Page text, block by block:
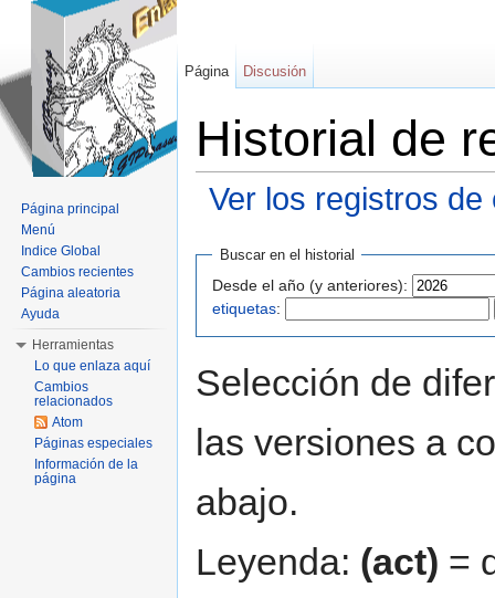
Historial de
Ver los registros de
Buscar en el historial
Desde el año (y anteriores):
etiquetas:
Selección de
las versiones a
abajo.
Leyenda: (act) =
Página Discusión
Página principal
Menú
Indice Global
Cambios recientes
Página aleatoria
Ayuda
Herramientas
Lo que enlaza aquí
Cambios
relacionados
Atom
Páginas especiales
Información de la
página